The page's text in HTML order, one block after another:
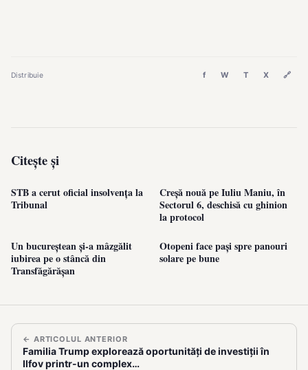
Distribuie f W T X 🔗
Citește și
STB a cerut oficial insolvența la
Tribunal
Creșă nouă pe Iuliu Maniu, în
Sectorul 6, deschisă cu ghinion
la protocol
Un bucureștean și-a mâzgălit
iubirea pe o stâncă din
Transfăgărășan
Otopeni face pași spre panouri
solare pe bune
← ARTICOLUL ANTERIOR
Familia Trump explorează oportunități de investiții în
Ilfov printr-un complex…